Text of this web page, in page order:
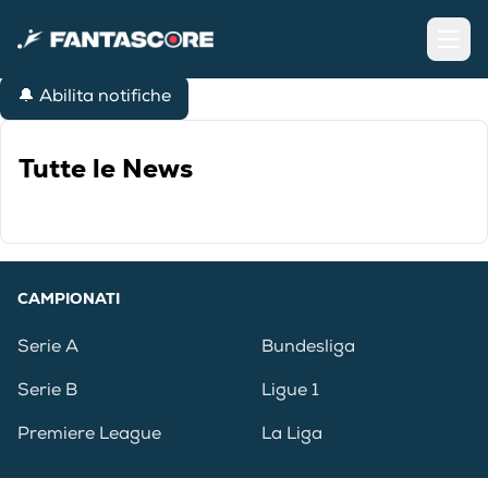
🔔 Abilita notifiche
Tutte le News
CAMPIONATI
Serie A
Serie B
Premiere League
Bundesliga
Ligue 1
La Liga